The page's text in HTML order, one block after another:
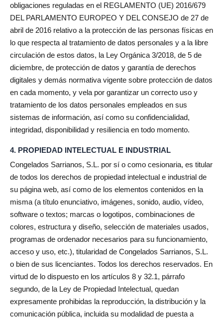
obligaciones reguladas en el REGLAMENTO (UE) 2016/679
DEL PARLAMENTO EUROPEO Y DEL CONSEJO de 27 de
abril de 2016 relativo a la protección de las personas físicas en
lo que respecta al tratamiento de datos personales y a la libre
circulación de estos datos, la Ley Orgánica 3/2018, de 5 de
diciembre, de protección de datos y garantía de derechos
digitales y demás normativa vigente sobre protección de datos
en cada momento, y vela por garantizar un correcto uso y
tratamiento de los datos personales empleados en sus
sistemas de información, así como su confidencialidad,
integridad, disponibilidad y resiliencia en todo momento.
4. PROPIEDAD INTELECTUAL E INDUSTRIAL
Congelados Sarrianos, S.L. por sí o como cesionaria, es titular
de todos los derechos de propiedad intelectual e industrial de
su página web, así como de los elementos contenidos en la
misma (a título enunciativo, imágenes, sonido, audio, vídeo,
software o textos; marcas o logotipos, combinaciones de
colores, estructura y diseño, selección de materiales usados,
programas de ordenador necesarios para su funcionamiento,
acceso y uso, etc.), titularidad de Congelados Sarrianos, S.L.
o bien de sus licenciantes. Todos los derechos reservados. En
virtud de lo dispuesto en los artículos 8 y 32.1, párrafo
segundo, de la Ley de Propiedad Intelectual, quedan
expresamente prohibidas la reproducción, la distribución y la
comunicación pública, incluida su modalidad de puesta a